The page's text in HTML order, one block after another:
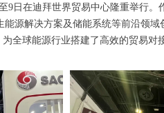
9日在迪拜世界贸易中心隆重举行
源解决方案及储能系统等前沿领域
全球能源行业搭建了高效的贸易对